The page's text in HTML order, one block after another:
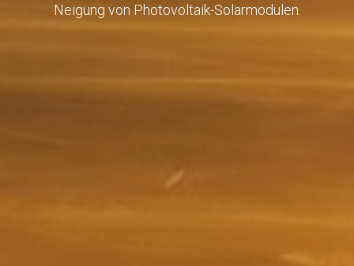
Neigung von Photovoltaik-Solarmodulen.